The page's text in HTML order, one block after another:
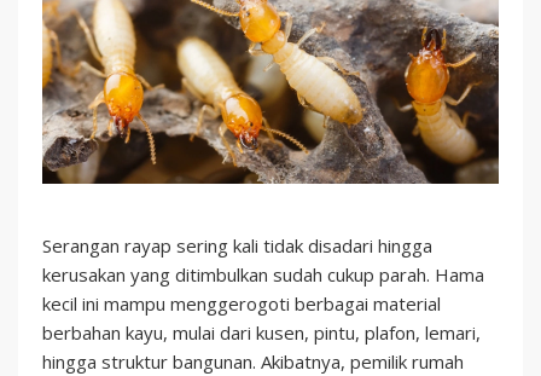
Serangan rayap sering kali tidak disadari hingga
kerusakan yang ditimbulkan sudah cukup parah. Hama
kecil ini mampu menggerogoti berbagai material
berbahan kayu, mulai dari kusen, pintu, plafon, lemari,
hingga struktur bangunan. Akibatnya, pemilik rumah